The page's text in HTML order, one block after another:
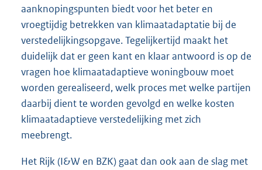
aanknopingspunten biedt voor het beter en
vroegtijdig betrekken van klimaatadaptatie bij de
verstedelijkingsopgave. Tegelijkertijd maakt het
duidelijk dat er geen kant en klaar antwoord is op de
vragen hoe klimaatadaptieve woningbouw moet
worden gerealiseerd, welk proces met welke partijen
daarbij dient te worden gevolgd en welke kosten
klimaatadaptieve verstedelijking met zich
meebrengt.
Het Rijk (I&W en BZK) gaat dan ook aan de slag met